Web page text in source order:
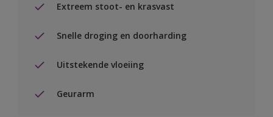
Extreem stoot- en krasvast
Snelle droging en doorharding
Uitstekende vloeiing
Geurarm